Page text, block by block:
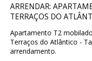
ARRENDAR:
TERRAÇOS DO
Apartamento T2
Terraços do Atlântico -
arrendamento.